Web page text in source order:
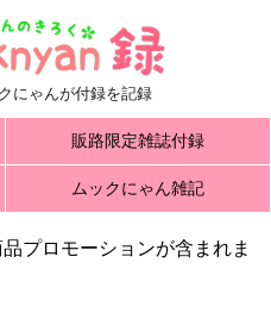
にゃんが付録を記録
販路限定雑誌付録
ムックにゃん雑記
プロモーションが含まれま